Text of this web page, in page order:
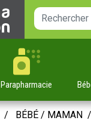
Parapharmacie
BÉBÉ / MAMAN